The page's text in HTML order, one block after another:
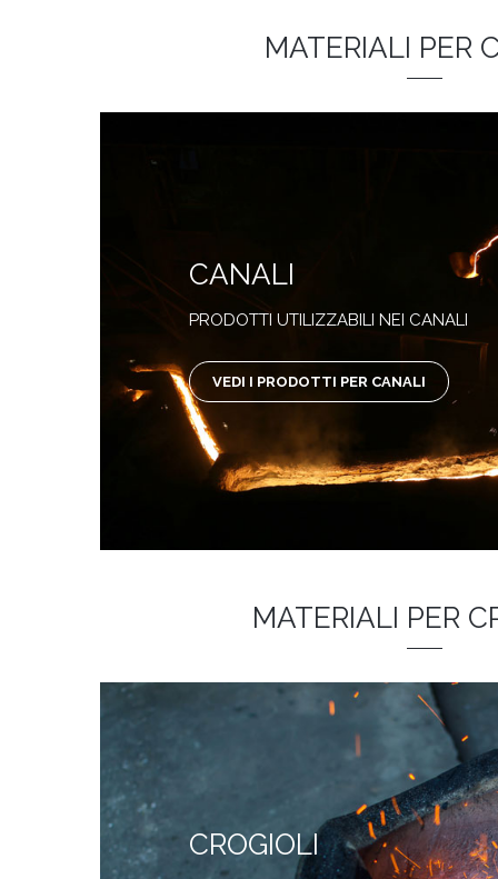
MATERIALI PER
CANALI
PRODOTTI UTILIZZABILI NEI CANALI
VEDI I PRODOTTI PER CANALI
MATERIALI PER
CROGIOLI